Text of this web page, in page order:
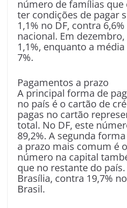
número de famílias que
ter condições de pagar
1,1% no DF, contra
nacional. Em
1,1%, enquanto a
7%.
Pagamentos a prazo
A principal forma de
no país é o cartão de
pagas no cartão
total. No DF, este
89,2%. A segunda
a prazo mais comum é
número na capital
que no restante do país.
Brasília, contra 19,7%
Brasil.